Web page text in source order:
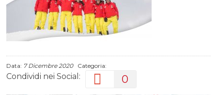
Data: 7 Dicembre 2020Categoria:
Condividi nei Social: 0